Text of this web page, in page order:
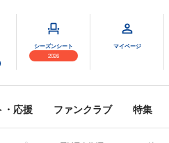
シーズンシート
2026
マイページ
・応援 ファンクラブ 特集